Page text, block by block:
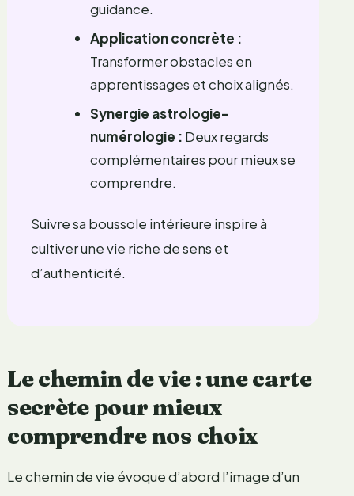
guidance.
Application concrète :
Transformer obstacles en
apprentissages et choix alignés.
Synergie astrologie-
numérologie : Deux regards
complémentaires pour mieux se
comprendre.
Suivre sa boussole intérieure inspire à
cultiver une vie riche de sens et
d’authenticité.
Le chemin de vie : une carte
secrète pour mieux
comprendre nos choix
Le chemin de vie évoque d’abord l’image d’un